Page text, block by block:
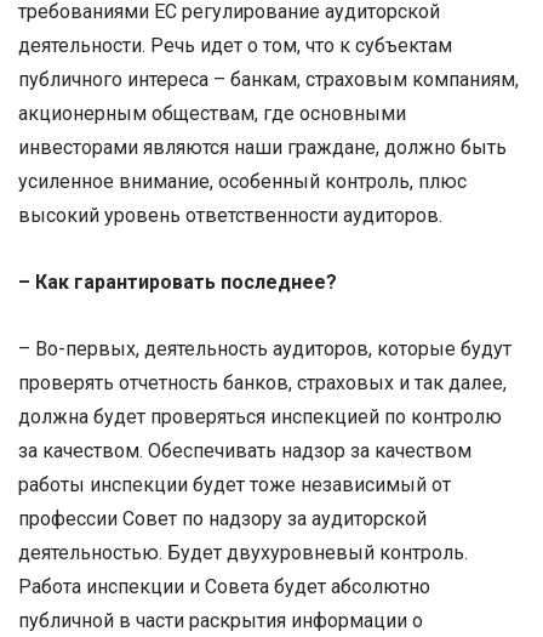
требованиями ЕС регулирование аудиторской
деятельности. Речь идет о том, что к субъектам
публичного интереса – банкам, страховым компаниям,
акционерным обществам, где основными
инвесторами являются наши граждане, должно быть
усиленное внимание, особенный контроль, плюс
высокий уровень ответственности аудиторов.
– Как гарантировать последнее?
– Во-первых, деятельность аудиторов, которые будут
проверять отчетность банков, страховых и так далее,
должна будет проверяться инспекцией по контролю
за качеством. Обеспечивать надзор за качеством
работы инспекции будет тоже независимый от
профессии Совет по надзору за аудиторской
деятельностью. Будет двухуровневый контроль.
Работа инспекции и Совета будет абсолютно
публичной в части раскрытия информации о